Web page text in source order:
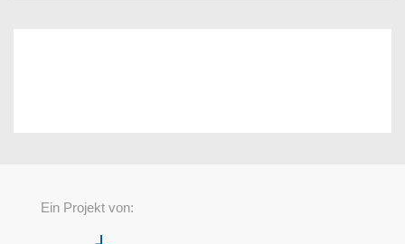
Ein Projekt von: